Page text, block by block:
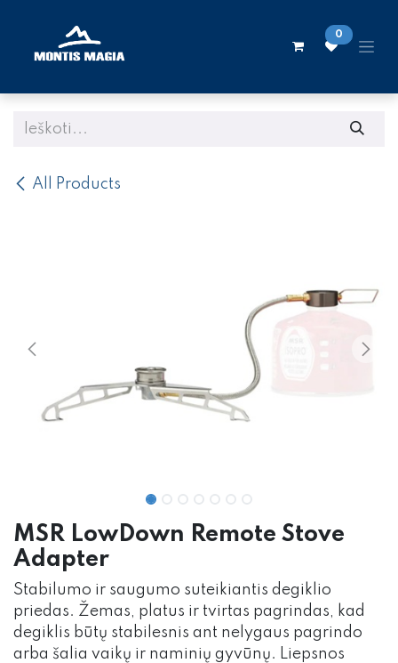
0
All Products
MSR LowDown Remote Stove
Adapter
Stabilumo ir saugumo suteikiantis degiklio
priedas. Žemas, platus ir tvirtas pagrindas, kad
degiklis būtų stabilesnis ant nelygaus pagrindo
arba šalia vaikų ir naminių gyvūnų. Liepsnos